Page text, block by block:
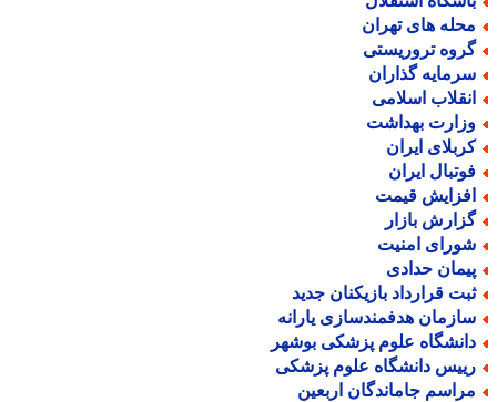
های تهران
تروریستی
گذاران
اسلامی
بهداشت
ایران
ایران
قیمت
بازار
امنیت
حدادی
قرارداد بازیکنان جدید
هدفمندسازی یارانه
علوم پزشکی بوشهر
دانشگاه علوم پزشکی
جاماندگان اربعین